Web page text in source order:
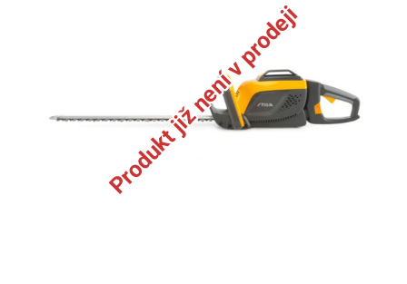
Sekačky
Benzínové sekačky
Akumulátorové sekačkyProdukt již není v prodeji